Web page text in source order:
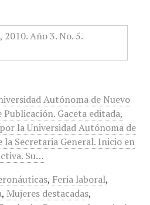
Autónoma de Nuevo
Gaceta editada,
la Universidad Autónoma de
la Secretaria General. Inicio en
Su…
, Feria laboral,
, Mujeres destacadas,